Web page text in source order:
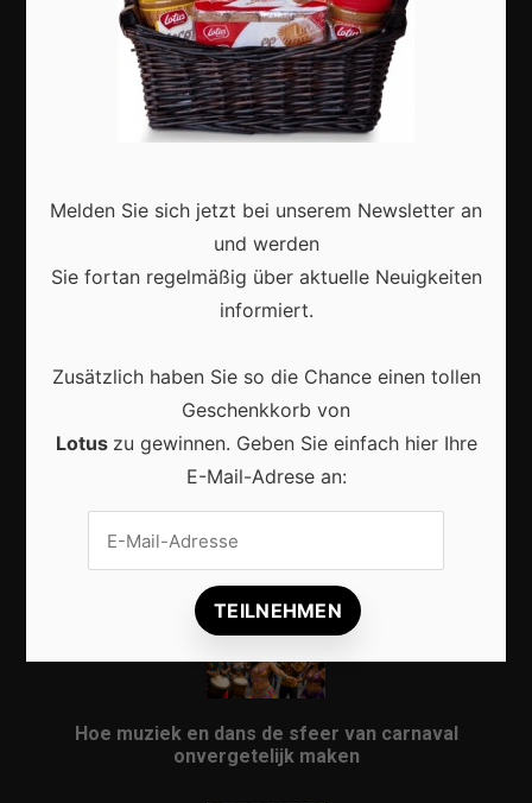
moderne Feierkultur
Karneval in Berlin erleben: Kreativität, Kultur und
Gemeinschaft auf einzigartige Weise entdecken
Vrijwilligers maken van carnaval een onvergetelijk
evenement
Hoe muziek en dans de sfeer van carnaval
onvergetelijk maken
Melden Sie sich jetzt bei unserem Newsletter an
und werden
Sie fortan regelmäßig über aktuelle Neuigkeiten
informiert.
Zusätzlich haben Sie so die Chance einen tollen
Geschenkkorb von
Lotus zu gewinnen. Geben Sie einfach hier Ihre
E-Mail-Adrese an: